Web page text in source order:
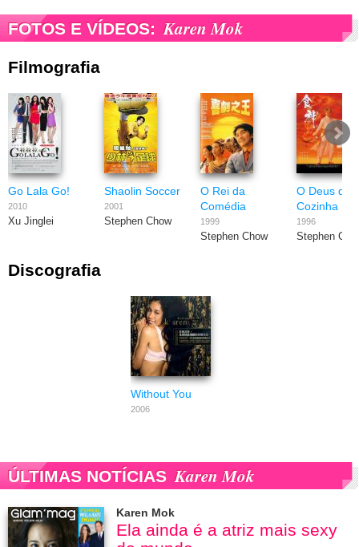
FOTOS E VÍDEOS: Karen Mok
Filmografia
Go Lala Go!
2010
Xu Jinglei
Shaolin Soccer
2001
Stephen Chow
O Rei da
Comédia
1999
Stephen Chow
O Deus da
Cozinha
1996
Stephen
Discografia
Without You
2006
ÚLTIMAS NOTÍCIAS Karen Mok
Karen Mok
Ela ainda é a atriz mais sexy